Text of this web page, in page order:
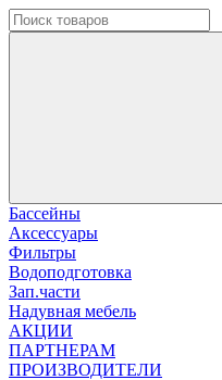
Бассейны
Аксессуары
Фильтры
Водоподготовка
Зап.части
Надувная мебель
АКЦИИ
ПАРТНЕРАМ
ПРОИЗВОДИТЕЛИ